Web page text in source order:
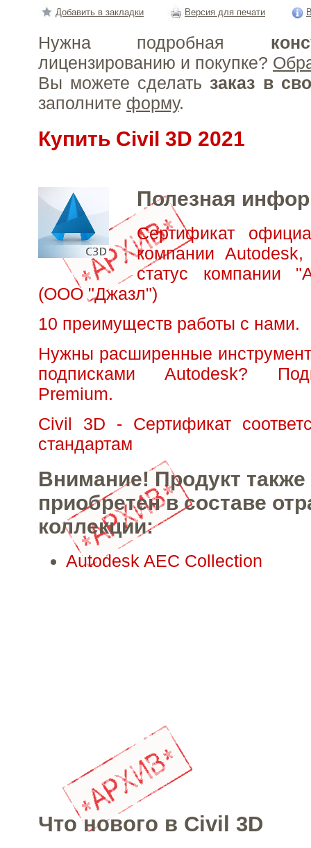
Добавить в закладки Версия для печати
Нужна подробная
лицензированию и покупке?
Вы можете сделать заказ в
заполните форму.
Купить Civil 3D 2021
Полезная
Сертификат
компании
статус компании
(ООО "Джазл")
10 преимуществ работы с нами.
Нужны расширенные
подписками Autodesk?
Premium.
Civil 3D - Сертификат
стандартам
Внимание! Продукт
приобретен в составе
коллекции:
Autodesk AEC Collection
Что нового в Civil 3D